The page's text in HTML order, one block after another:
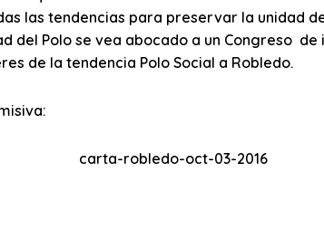
las tendencias para preservar la unidad
del Polo se vea abocado a un Congreso de
de la tendencia Polo Social a Robledo.